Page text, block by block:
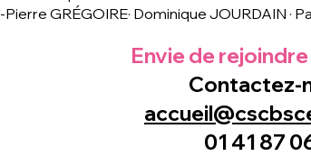
GRÉGOIRE· Dominique JOURDAIN ·
Envie de
Contactez-
01 41 87